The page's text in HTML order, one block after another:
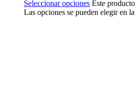
Seleccionar opciones Este
Las opciones se pueden elegir en